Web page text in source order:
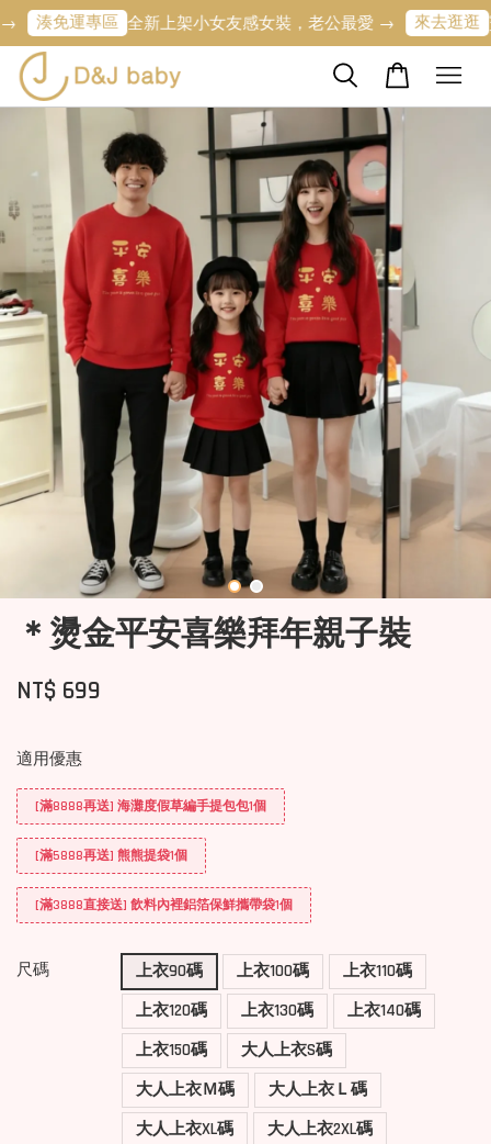
運專區 全新上架小女友感女裝，老公最愛 → 來去逛逛 寶寶的
＊燙金平安喜樂拜年親子裝
NT$ 699
適用優惠
[滿8888再送] 海灘度假草編手提包包1個
[滿5888再送] 熊熊提袋1個
[滿3888直接送] 飲料內裡鋁箔保鮮攜帶袋1個
尺碼 上衣90碼 上衣100碼
上衣110碼
上衣120碼
上衣130碼
上衣140碼
上衣150碼
大人上衣S碼
大人上衣Ｍ碼
大人上衣Ｌ碼
大人上衣XL碼
大人上衣2XL碼